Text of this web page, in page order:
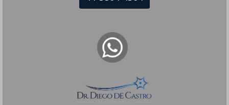
Rua Itapeva, 518 - sala 1301 Bela Vista -
(11) 3504-4304